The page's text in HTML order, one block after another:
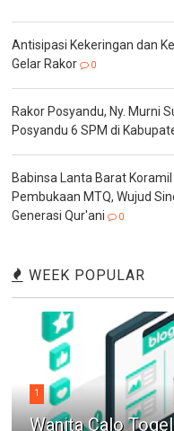
Antisipasi Kekeringan dan
Gelar Rakor
0
Rakor Posyandu, Ny. Murni
Posyandu 6 SPM di
Babinsa Lanta Barat
Pembukaan MTQ, Wujud
Generasi Qur'ani
0
WEEK POPULAR
1
Wanita Calo